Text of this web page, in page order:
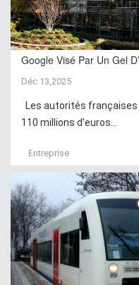
Google Visé Par Un Gel
Déc 13,2025
Les autorités
110 millions d’euros...
Entreprise